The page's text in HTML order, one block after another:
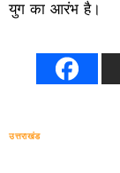
युग का आरंभ है।
उत्तराखंड